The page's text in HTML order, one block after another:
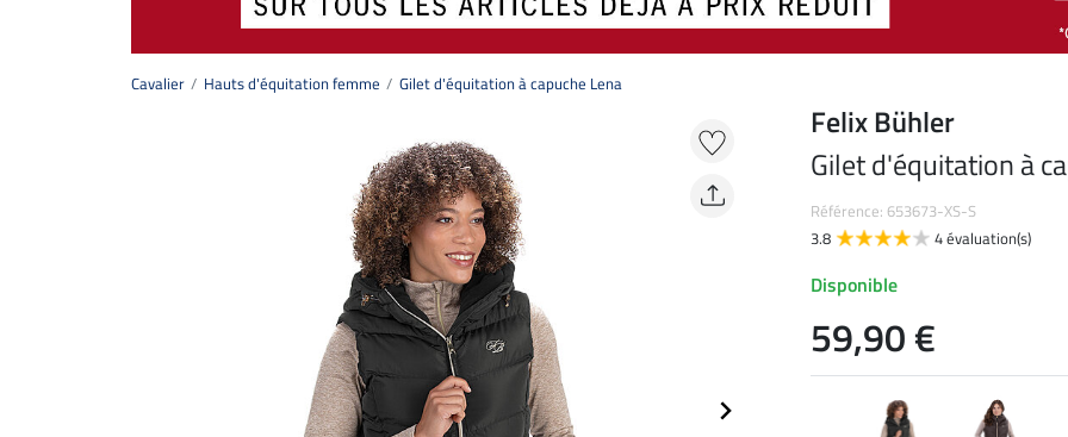
Cavalier Hauts d'équitation femme Gilet d'équitation à capuche Lena
Felix Bühler
Gilet d'équitation à
Référence: 653673-XS-S
3.8
4 évaluation(s)
Disponible
59,90 €